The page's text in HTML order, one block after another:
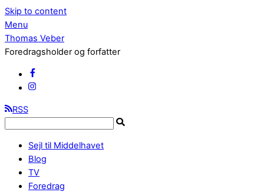
Skip to content
Menu
Thomas Veber
Foredragsholder og forfatter
RSS
Sejl til Middelhavet
Blog
TV
Foredrag